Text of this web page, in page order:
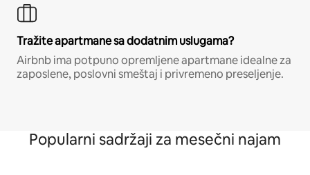
Tražite apartmane sa dodatnim uslugama?
Airbnb ima potpuno opremljene apartmane idealne za
zaposlene, poslovni smeštaj i privremeno preseljenje.
Popularni sadržaji za mesečni najam